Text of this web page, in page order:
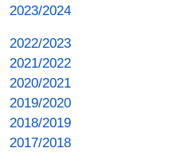
2023/2024
2022/2023
2021/2022
2020/2021
2019/2020
2018/2019
2017/2018